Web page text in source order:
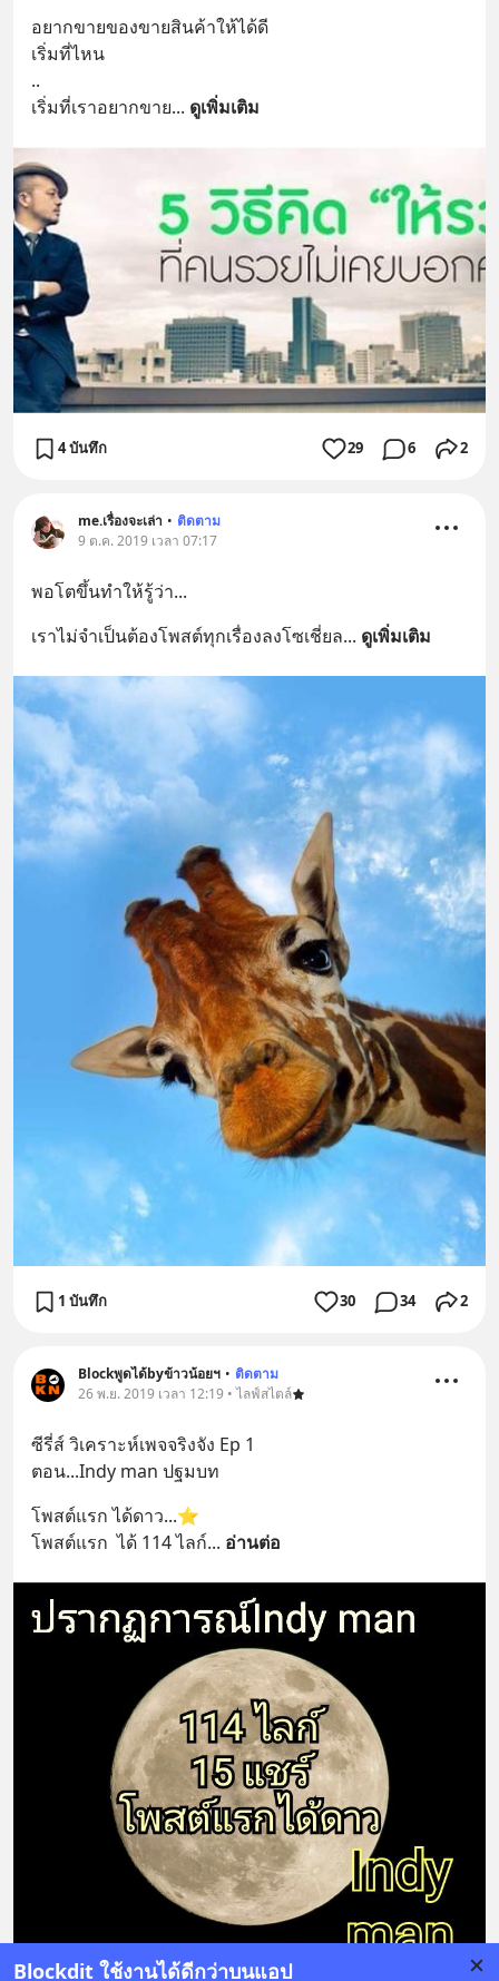
Blockdit ใช้งานได้ดีกว่าบนแอป
อยากขายของขายสินค้าให้ได้ดี
เริ่มที่ไหน
..
เริ่มที่เราอยากขาย... ดูเพิ่มเติม
4 บันทึก 29 6 2
me.เรื่องจะเล่า • ติดตาม
9 ต.ค. 2019 เวลา 07:17
พอโตขึ้นทำให้รู้ว่า...
เราไม่จำเป็นต้องโพสต์ทุกเรื่องลงโซเชี่ยล... ดูเพิ่มเติม
1 บันทึก 30 34 2
Blockพูดได้byข้าวน้อยฯ • ติดตาม
26 พ.ย. 2019 เวลา 12:19 • ไลฟ์สไตล์
ซีรี่ส์ วิเคราะห์เพจจริงจัง Ep 1
ตอน...Indy man ปฐมบท
โพสต์แรก ได้ดาว...⭐
โพสต์แรก  ได้ 114 ไลก์... อ่านต่อ